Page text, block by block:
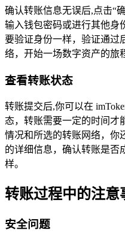
确认转账信息无误后,点击“
输入钱包密码或进行其他身
要验证身份一样，验证通过
络，开始一场数字资产的旅
查看转账状态
转账提交后,你可以在
态，转账需要一定的时间才
情况和所选的转账网络，你
的详细信息，确认转账是否
样。
转账过程中的注意
安全问题